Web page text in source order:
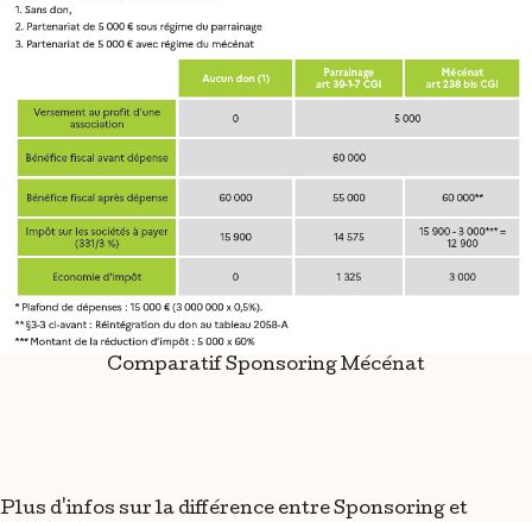
Comparatif Sponsoring Mécénat
Plus d'infos sur la différence entre Sponsoring et